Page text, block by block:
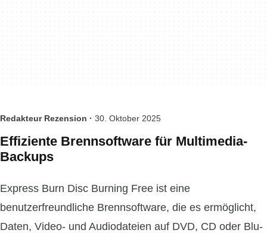
Redakteur Rezension · 30. Oktober 2025
Effiziente Brennsoftware für Multimedia-
Backups
Express Burn Disc Burning Free ist eine
benutzerfreundliche Brennsoftware, die es ermöglicht,
Daten, Video- und Audiodateien auf DVD, CD oder Blu-